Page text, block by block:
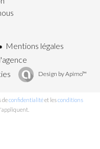
Mentions légales
Design byApimo™
deconfidentialitéet lesconditions